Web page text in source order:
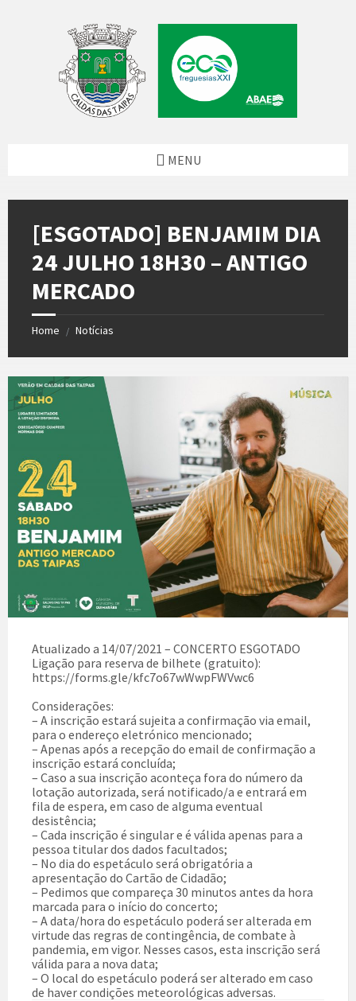
MENU
[ESGOTADO] BENJAMIM DIA
24 JULHO 18H30 – ANTIGO
MERCADO
Home / Notícias
Atualizado a 14/07/2021 – CONCERTO ESGOTADO
Ligação para reserva de bilhete (gratuito):
https://forms.gle/kfc7o67wWwpFWVwc6
Considerações:
– A inscrição estará sujeita a confirmação via email,
para o endereço eletrónico mencionado;
– Apenas após a recepção do email de confirmação a
inscrição estará concluída;
– Caso a sua inscrição aconteça fora do número da
lotação autorizada, será notificado/a e entrará em
fila de espera, em caso de alguma eventual
desistência;
– Cada inscrição é singular e é válida apenas para a
pessoa titular dos dados facultados;
– No dia do espetáculo será obrigatória a
apresentação do Cartão de Cidadão;
– Pedimos que compareça 30 minutos antes da hora
marcada para o início do concerto;
– A data/hora do espetáculo poderá ser alterada em
virtude das regras de contingência, de combate à
pandemia, em vigor. Nesses casos, esta inscrição será
válida para a nova data;
– O local do espetáculo poderá ser alterado em caso
de haver condições meteorológicas adversas.